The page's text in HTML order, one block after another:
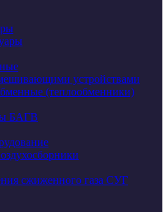
устройствами
(теплообменники)
БАГВ
сжиженного газа СУГ